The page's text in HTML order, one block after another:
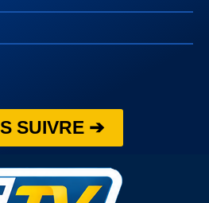
SUIVRE ➔